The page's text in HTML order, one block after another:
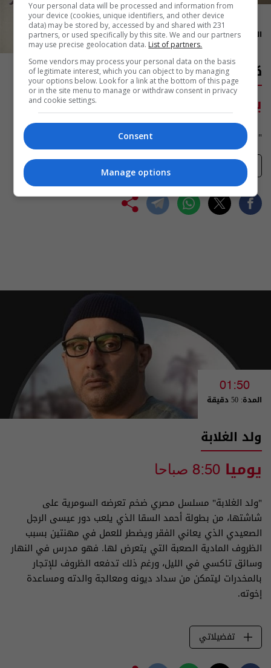
01:50
المدة: 50 دقيقة
كرسي الزعيم
يوميا
"كرسي الزعيم" مسلسل سوري تتكشف فيه سلسلة من الجرائم
تفضيلاتي
01:50
المدة: 50 دقيقة
ولد الغلابة
يوميا 8:50 صباحا
"ولد الغلابة" مسلسل مصري ضخم تعرضه السومرية على
شاشتها، من بطولة أحمد السقا الذي يلعب دور عيسى الرجل
الصعيدي الذي يعاني الفقر ويضطر للعمل في مهنتين بسبب
الظروف المادية الصعبة التي يتعرض لها. فهو مدرس في النهار
وسائق تاكسي في الليل، ورغم ذلك تدفعه الظروف للإتجار
بالمخدرات ليتمكن من سداد ديونه ومعالجة والدته ومساعدة
إخوته.
تفضيلاتي
Your personal data will be processed and information from
your device (cookies, unique identifiers, and other device
data) may be stored by, accessed by and shared with 231
partners, or used specifically by this site. We and our partners
may use precise geolocation data. List of partners.
Some vendors may process your personal data on the basis
of legitimate interest, which you can object to by managing
your options below. Look for a link at the bottom of this page
or in the site menu to manage or withdraw consent in privacy
and cookie settings.
Consent
Manage options